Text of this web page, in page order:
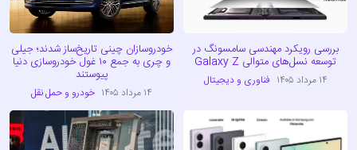
بررسی رویکرد مهندسی سامسونگ در
توسعه نسل‌های متوالی Galaxy Z
۱۴ مرداد ۱۴۰۵ فناوری و دیجیتال
خودروسازان چینی تاریخ‌ساز شدند؛ جیلی
و چری به جمع ۱۰ غول خودروسازی دنیا
پیوستند
۱۴ مرداد ۱۴۰۵ خودرو و حمل نقل